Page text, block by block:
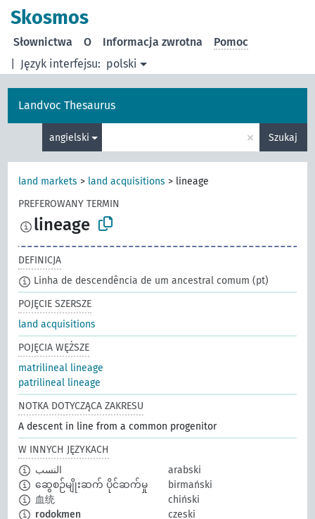
Skosmos
Język interfejsu: polski
Słownictwa O Informacja zwrotna Pomoc
Landvoc Thesaurus
angielski × Szukaj
land markets > land acquisitions > lineage
PREFEROWANY TERMIN
lineage
DEFINICJA
Linha de descendência de um ancestral comum (pt)
POJĘCIE SZERSZE
land acquisitions
POJĘCIA WĘŻSZE
matrilineal lineage
patrilineal lineage
NOTKA DOTYCZĄCA ZAKRESU
A descent in line from a common progenitor
W INNYCH JĘZYKACH
النسب
arabski
ဆွေစဉ်မျိုးဆက် ပိုင်ဆက်မှု
birmański
血统
chiński
rodokmen
czeski